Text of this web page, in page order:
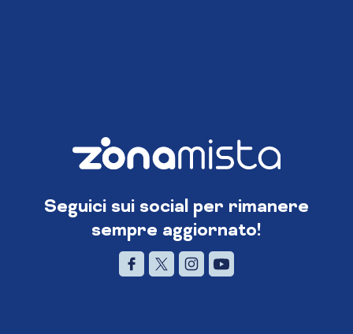
Seguici sui social per rimanere
sempre aggiornato!